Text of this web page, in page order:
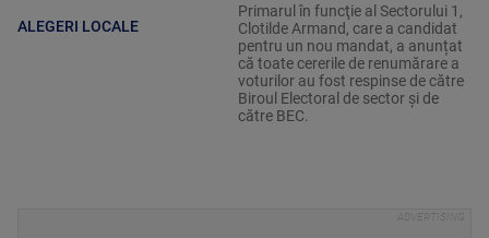
ALEGERI LOCALE
Primarul în funcţie al Sectorului 1,
Clotilde Armand, care a candidat
pentru un nou mandat, a anunțat
că toate cererile de renumărare a
voturilor au fost respinse de către
Biroul Electoral de sector şi de
către BEC.